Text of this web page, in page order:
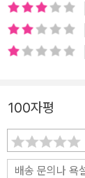
키우고 표현하
학생들의 대화
있게 다뤘습니
가 되는 가장 따
100자평